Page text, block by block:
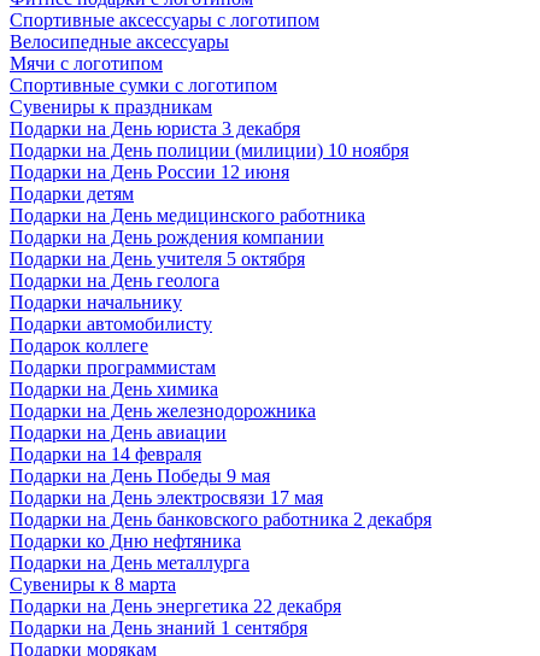
Спортивные аксессуары с логотипом
Велосипедные аксессуары
Мячи с логотипом
Спортивные сумки с логотипом
Сувениры к праздникам
Подарки на День юриста 3 декабря
Подарки на День полиции (милиции) 10 ноября
Подарки на День России 12 июня
Подарки детям
Подарки на День медицинского работника
Подарки на День рождения компании
Подарки на День учителя 5 октября
Подарки на День геолога
Подарки начальнику
Подарки автомобилисту
Подарок коллеге
Подарки программистам
Подарки на День химика
Подарки на День железнодорожника
Подарки на День авиации
Подарки на 14 февраля
Подарки на День Победы 9 мая
Подарки на День электросвязи 17 мая
Подарки на День банковского работника 2 декабря
Подарки ко Дню нефтяника
Подарки на День металлурга
Сувениры к 8 марта
Подарки на День энергетика 22 декабря
Подарки на День знаний 1 сентября
Подарки морякам